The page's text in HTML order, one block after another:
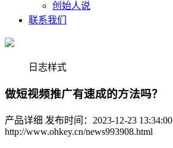
创始人说
联系我们
日志样式
做短视频推广有速成的方法吗？
产品详细 发布时间：2023-12-23 13:34:00
http://www.ohkey.cn/news993908.html